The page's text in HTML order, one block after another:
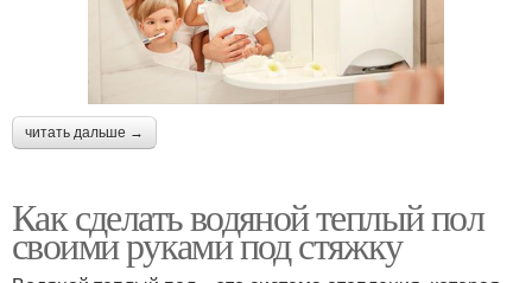
читать дальше →
Как сделать водяной теплый пол
своими руками под стяжку